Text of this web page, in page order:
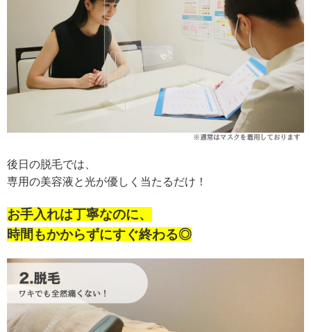
後日の脱毛では、
専用の美容液と光が優しく当たるだけ！
お手入れは丁寧なのに、
時間もかからずにすぐ終わる◎